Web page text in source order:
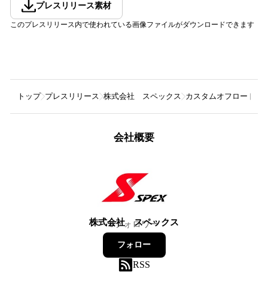
プレスリリース素材
このプレスリリース内で使われている画像ファイルがダウンロードできます
トップ プレスリリース 株式会社 スペックス カスタムオフロード
会社概要
株式会社 スペックス
0フォロワー
フォロー
RSS